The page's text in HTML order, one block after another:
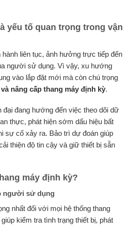
yếu tố quan trọng trong vận
liên tục, ảnh hưởng trực tiếp đến
người sử dụng. Vì vậy, xu hướng
vào lắp đặt mới mà còn chú trọng
nâng cấp thang máy định kỳ.
đại đang hướng đến việc theo dõi dữ
thực, phát hiện sớm dấu hiệu bất
sự cố xảy ra. Bảo trì dự đoán giúp
thiện độ tin cậy và giữ thiết bị sẵn
máy định kỳ?
người sử dụng
nhất đối với mọi hệ thống thang
kiểm tra tình trạng thiết bị, phát